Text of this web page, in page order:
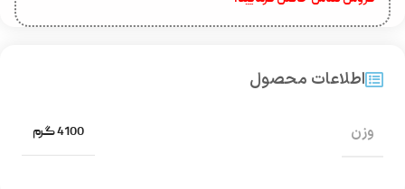
اطلاعات محصول
وزن 4100 گرم